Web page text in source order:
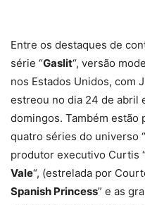
Entre os destaques de
série “Gaslit“, versão
nos Estados Unidos, com
estreou no dia 24 de abril
domingos. Também estão
quatro séries do universo “
produtor executivo Curtis
Vale“, (estrelada por
Spanish Princess” e as